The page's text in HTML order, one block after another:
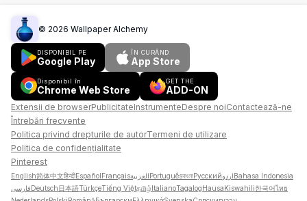
© 2026 Wallpaper Alchemy
DISPONIBIL PE
Google Play
ÎN CURÂND
App Store
Disponibil în
Chrome Web Store
GET THE
ADD-ON
Extensii de browserPublicitateInstrumenteDespre noiContactează-ne
Întrebări frecvente
Politica privind drepturile de autorTermeni de utilizare
Politica de confidențialitate
Pinterest
English简体中文हिन्दीEspañol Françaisالعربية PortuguêsবাংলাРусскийاردو Bahasa Indonesia
فارسی Deutsch 日本語TürkçeTiếng Việtதமிழ் ItalianoTagalog Hausa Kiswahili한국어ไทย